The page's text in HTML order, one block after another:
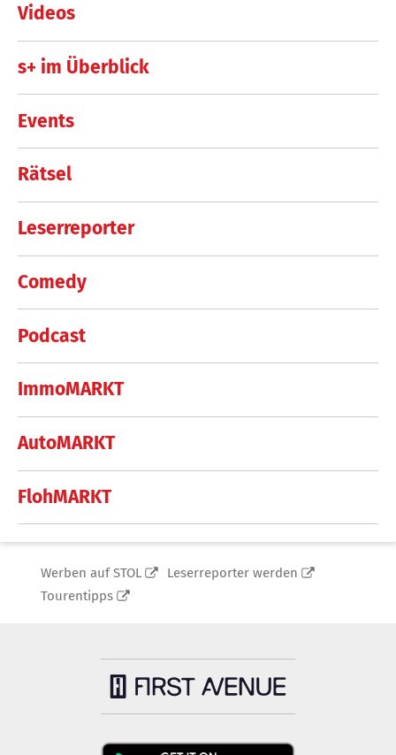
Videos
s+ im Überblick
Events
Rätsel
Leserreporter
Comedy
Podcast
ImmoMARKT
AutoMARKT
FlohMARKT
Werben auf STOL
Leserreporter werden
Tourentipps